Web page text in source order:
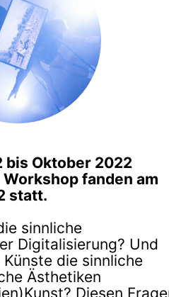
bis Oktober 2022
fanden am
statt.
sinnliche
Digitalisierung? Und
die sinnliche
Ästhetiken
Diesen